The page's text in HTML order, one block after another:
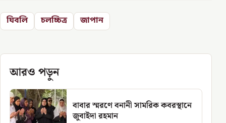
ঘিবলি চলচ্চিত্র জাপান
আরও পড়ুন
বাবার স্মরণে বনানী সামরিক কবরস্থানে
জুবাইদা রহমান